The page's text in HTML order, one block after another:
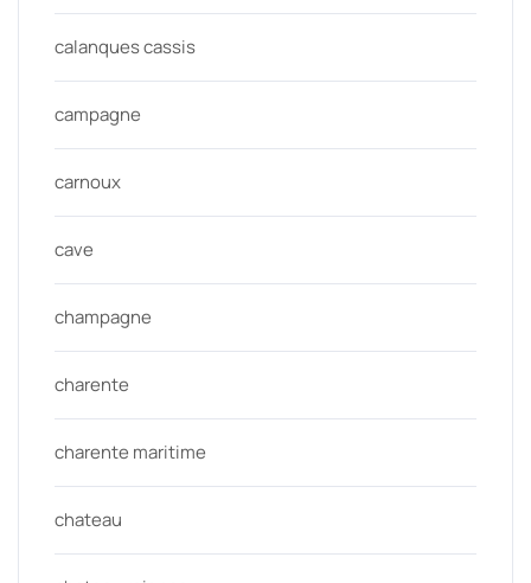
calanques cassis
campagne
carnoux
cave
champagne
charente
charente maritime
chateau